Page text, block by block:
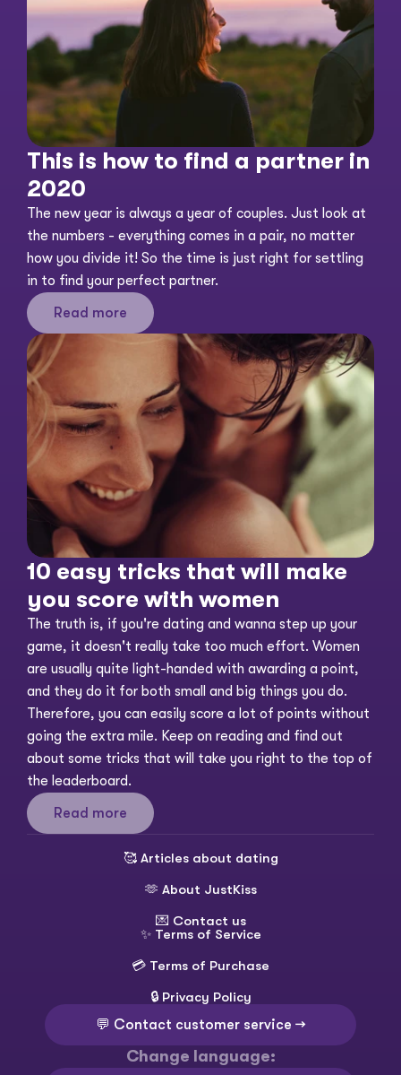
This is how to find a partner in
2020
The new year is always a year of couples. Just look at
the numbers - everything comes in a pair, no matter
how you divide it! So the time is just right for settling
in to find your perfect partner.
Read more
10 easy tricks that will make
you score with women
The truth is, if you're dating and wanna step up your
game, it doesn't really take too much effort. Women
are usually quite light-handed with awarding a point,
and they do it for both small and big things you do.
Therefore, you can easily score a lot of points without
going the extra mile. Keep on reading and find out
about some tricks that will take you right to the top of
the leaderboard.
Read more
🥰 Articles about dating
🫶 About JustKiss
💌 Contact us
✨ Terms of Service
💳 Terms of Purchase
🔒 Privacy Policy
💬 Contact customer service →
Change language: